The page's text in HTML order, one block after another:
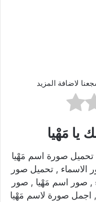
لاضافة المزيد
يا مَهْيا
تحميل صورة اسم مَهْيا
الاسماء , تحميل صور
, صور اسم مَهْيا , صور
اجمل صورة لاسم مَهْيا